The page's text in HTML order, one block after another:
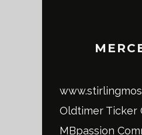
Oldtimer Ticker
MBpassion